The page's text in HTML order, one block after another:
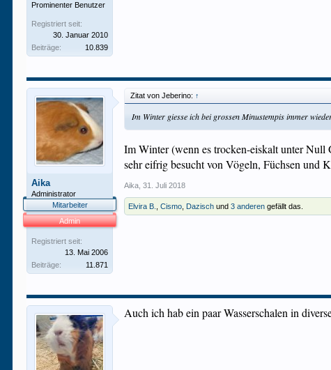
Prominenter Benutzer
Registriert seit:
30. Januar 2010
Beiträge:
10.839
Aika
Administrator
Mitarbeiter
Admin
Registriert seit:
13. Mai 2006
Beiträge:
11.871
Zitat von Jeberino: ↑
Im Winter giesse ich bei grossen Minustempis immer
Im Winter (wenn es trocken-eiskalt unter Null
sehr eifrig besucht von Vögeln, Füchsen und
Aika 31. Juli 2018
Elvira B. ,Cismo Dazisch und3 anderen gefällt das.
Auch ich hab ein paar Wasserschalen in